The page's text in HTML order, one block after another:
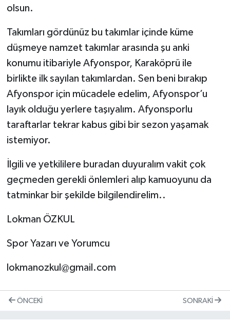
olsun.
Takımları gördünüz bu takımlar içinde küme
düşmeye namzet takımlar arasında şu anki
konumu itibariyle Afyonspor, Karaköprü ile
birlikte ilk sayılan takımlardan. Sen beni bırakıp
Afyonspor için mücadele edelim, Afyonspor’u
layık olduğu yerlere taşıyalım. Afyonsporlu
taraftarlar tekrar kabus gibi bir sezon yaşamak
istemiyor.
İlgili ve yetkililere buradan duyuralım vakit çok
geçmeden gerekli önlemleri alıp kamuoyunu da
tatminkar bir şekilde bilgilendirelim..
Lokman ÖZKUL
Spor Yazarı ve Yorumcu
lokmanozkul@gmail.com
ÖNCEKI SONRAKI